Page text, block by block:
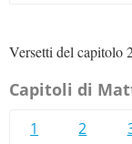
Versetti del capitolo
Capitoli di
1 2